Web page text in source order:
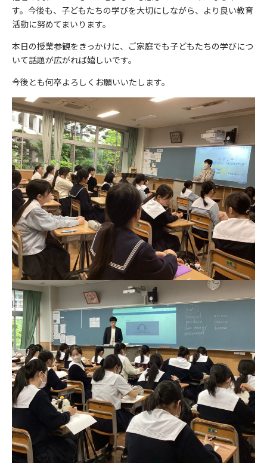
す。今後も、子どもたちの学びを大切にしながら、より良い教育
活動に努めてまいります。
本日の授業参観をきっかけに、ご家庭でも子どもたちの学びにつ
いて話題が広がれば嬉しいです。
今後とも何卒よろしくお願いいたします。